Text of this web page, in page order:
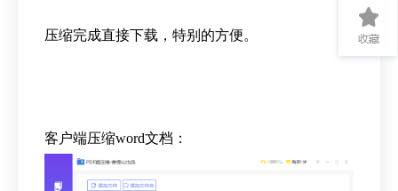
压缩完成直接下载，特别的方便。
客户端压缩word文档：